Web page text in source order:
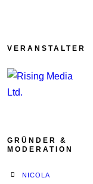
VERANSTALTER
GRÜNDER &
MODERATION
NICOLA